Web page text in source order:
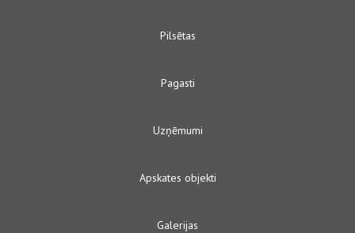
Pilsētas
Pagasti
Uzņēmumi
Apskates objekti
Galerijas